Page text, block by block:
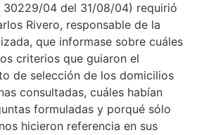
30229/04 del 31/08/04) requirió
Rivero, responsable de la
que informase sobre cuáles
criterios que guiaron el
de selección de los domicilios
consultadas, cuáles habían
formuladas y porqué sólo
hicieron referencia en sus